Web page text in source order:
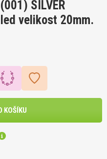
SILVER
velikost 20mm.
KOŠÍKU